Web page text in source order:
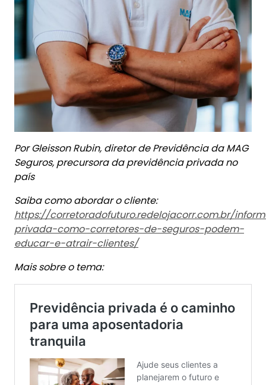
Por Gleisson Rubin, diretor de Previdência da MAG
Seguros, precursora da previdência privada no
país
Saiba como abordar o cliente:
https://corretoradofuturo.redelojacorr.com.br/
privada-como-corretores-de-seguros-podem-
educar-e-atrair-clientes/
Mais sobre o tema: